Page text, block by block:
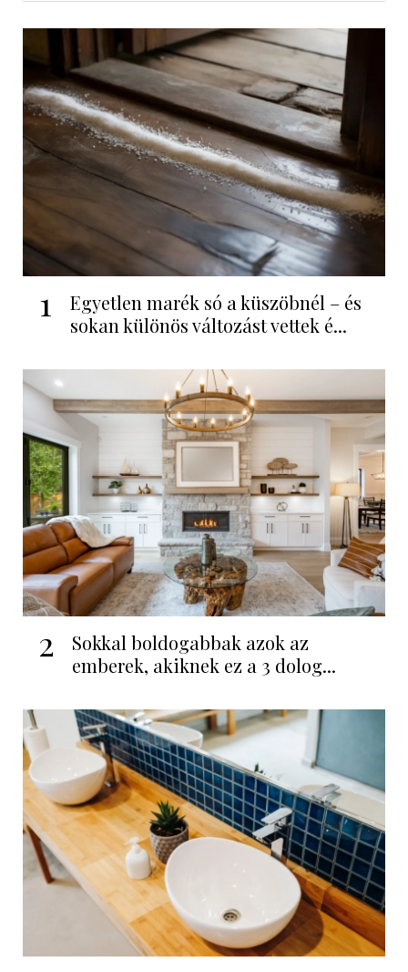
1
Egyetlen marék só a küszöbnél – és
sokan különös változást vettek é...
2
Sokkal boldogabbak azok az
emberek, akiknek ez a 3 dolog...